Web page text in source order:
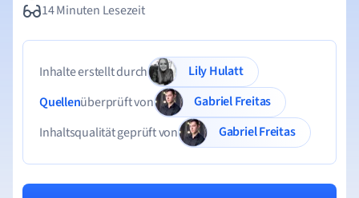
14 Minuten Lesezeit
Inhalte erstellt durch
Lily Hulatt
Quellenüberprüft von
Gabriel Freitas
Inhaltsqualität geprüft von
Gabriel Freitas